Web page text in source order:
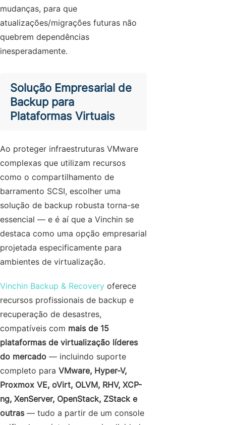
mudanças, para que
atualizações/migrações futuras não
quebrem dependências
inesperadamente.
Solução Empresarial de
Backup para
Plataformas Virtuais
Ao proteger infraestruturas VMware
complexas que utilizam recursos
como o compartilhamento de
barramento SCSI, escolher uma
solução de backup robusta torna-se
essencial — e é aí que a Vinchin se
destaca como uma opção empresarial
projetada especificamente para
ambientes de virtualização.
Vinchin Backup & Recovery oferece
recursos profissionais de backup e
recuperação de desastres,
compatíveis com mais de 15
plataformas de virtualização líderes
do mercado — incluindo suporte
completo para VMware, Hyper-V,
Proxmox VE, oVirt, OLVM, RHV, XCP-
ng, XenServer, OpenStack, ZStack e
outras— tudo a partir de um console